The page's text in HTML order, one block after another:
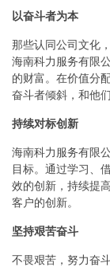
以奋斗者为本
那些认同公司文化
海南科力服务有限
的财富。在价值分
奋斗者倾斜，和他
持续对标创新
海南科力服务有限
目标。通过学习、
效的创新，持续提
客户的创新。
坚持艰苦奋斗
不畏艰苦，努力奋